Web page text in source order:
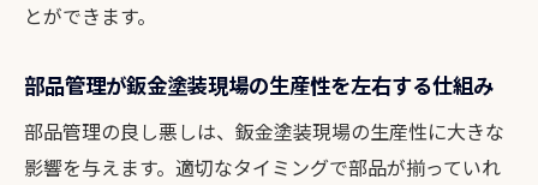
とができます。
部品管理が鈑金塗装現場の生産性を左右する仕組み
部品管理の良し悪しは、鈑金塗装現場の生産性に大きな
影響を与えます。適切なタイミングで部品が揃っていれ